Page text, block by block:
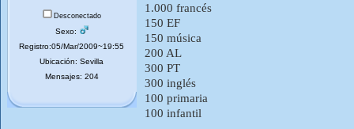
Desconectado
Sexo:
Registro:05/Mar/2009~19:55
Ubicación: Sevilla
Mensajes: 204
1.000 francés
150 EF
150 música
200 AL
300 PT
300 inglés
100 primaria
100 infantil